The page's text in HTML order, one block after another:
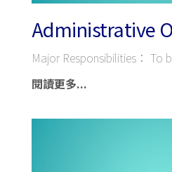
Administrative
Major Responsibilities： To
閱讀更多...